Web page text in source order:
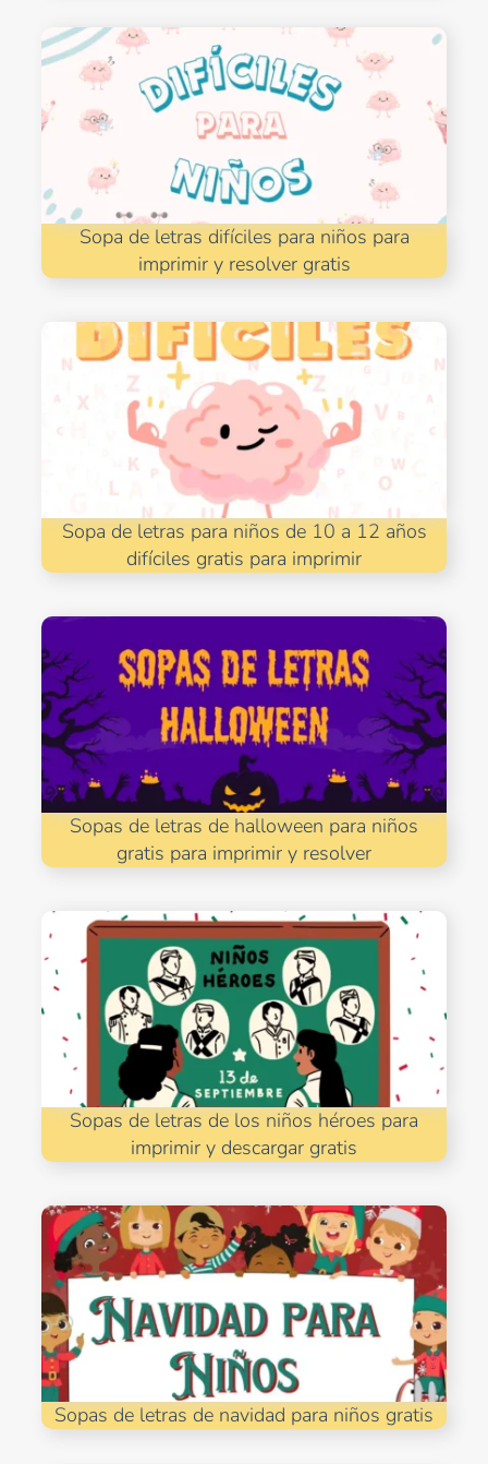
Sopa de letras difíciles para niños para
imprimir y resolver gratis
Sopa de letras para niños de 10 a 12 años
difíciles gratis para imprimir
Sopas de letras de halloween para niños
gratis para imprimir y resolver
Sopas de letras de los niños héroes para
imprimir y descargar gratis
Sopas de letras de navidad para niños gratis